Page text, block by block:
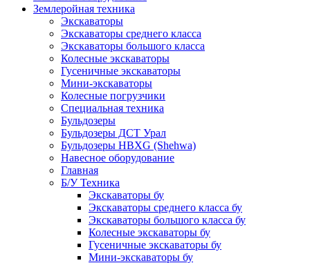
Землеройная техника
Экскаваторы
Экскаваторы среднего класса
Экскаваторы большого класса
Колесные экскаваторы
Гусеничные экскаваторы
Мини-экскаваторы
Колесные погрузчики
Специальная техника
Бульдозеры
Бульдозеры ДСТ Урал
Бульдозеры HBXG (Shehwa)
Навесное оборудование
Главная
Б/У Техника
Экскаваторы бу
Экскаваторы среднего класса бу
Экскаваторы большого класса бу
Колесные экскаваторы бу
Гусеничные экскаваторы бу
Мини-экскаваторы бу